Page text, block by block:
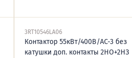
3RT10546LA06
Контактор 55кВт/400В/AC-3 без
катушки доп. контакты 2НО+2НЗ